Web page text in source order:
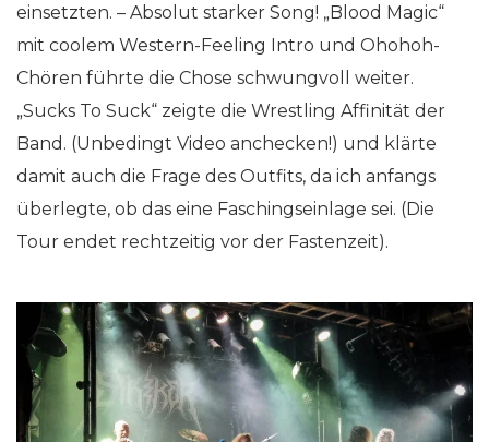
einsetzten. – Absolut starker Song! „Blood Magic“
mit coolem Western-Feeling Intro und Ohohoh-
Chören führte die Chose schwungvoll weiter.
„Sucks To Suck“ zeigte die Wrestling Affinität der
Band. (Unbedingt Video anchecken!) und klärte
damit auch die Frage des Outfits, da ich anfangs
überlegte, ob das eine Faschingseinlage sei. (Die
Tour endet rechtzeitig vor der Fastenzeit).